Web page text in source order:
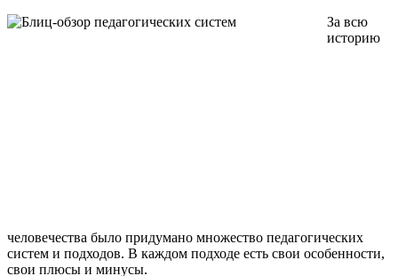
За всю
историю
человечества было придумано множество педагогических
систем и подходов. В каждом подходе есть свои особенности,
свои плюсы и минусы.